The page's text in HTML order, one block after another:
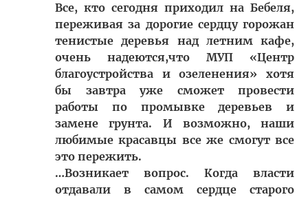
Все, кто сегодня приходил на Бебеля,
переживая за дорогие сердцу горожан
тенистые деревья над летним кафе,
очень надеются,что МУП «Центр
благоустройства и озеленения» хотя
бы завтра уже сможет провести
работы по промывке деревьев и
замене грунта. И возможно, наши
любимые красавцы все же смогут все
это пережить.
…Возникает вопрос. Когда власти
отдавали в самом сердце старого